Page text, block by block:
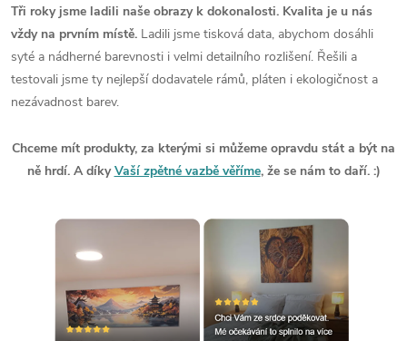
Tři roky jsme ladili naše obrazy k dokonalosti. Kvalita je u nás
vždy na prvním místě. Ladili jsme tisková data, abychom dosáhli
syté a nádherné barevnosti i velmi detailního rozlišení. Řešili a
testovali jsme ty nejlepší dodavatele rámů, pláten i ekologičnost a
nezávadnost barev.
Chceme mít produkty, za kterými si můžeme opravdu stát a být na
ně hrdí. A díkyVaší zpětné vazbě věříme, že se nám to daří. :)